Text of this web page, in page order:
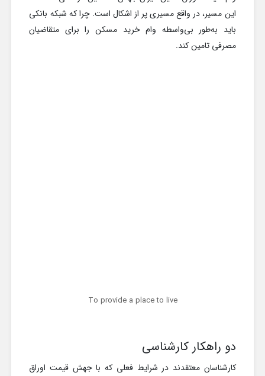
این مسیر، در واقع مسیری پر از اشکال است. چرا که شبکه بانکی
باید به‌طور بی‌واسطه وام خرید مسکن را برای متقاضیان
مصرفی تامین کند.
To provide a place to live
دو راهکار کارشناسی
کارشناسان معتقدند در شرایط فعلی که با جهش قیمت اوراق